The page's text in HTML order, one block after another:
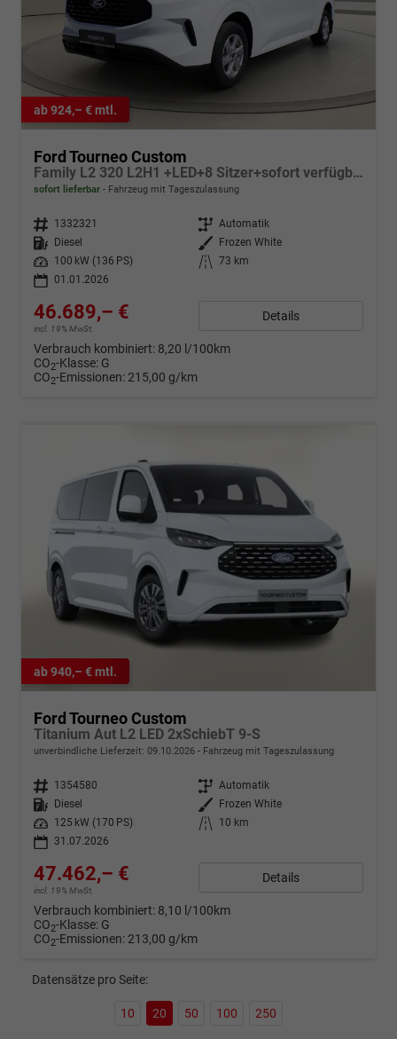
ab 924,– € mtl.
Ford Tourneo Custom
Family L2 320 L2H1 +LED+8 Sitzer+sofort verfügbar+
sofort lieferbar Fahrzeug mit Tageszulassung
Fahrzeugnr. 1332321 Getriebe Automatik
Kraftstoff
Diesel Außenfarbe
Frozen White
Leistung
100 kW (136 PS) Kilometerstand
73 km
01.01.2026
46.689,– €
incl. 19% MwSt.
Details
Verbrauch kombiniert: 8,20 l/100km
CO2-Klasse: G
CO2-Emissionen: 215,00 g/km
ab 940,– € mtl.
Ford Tourneo Custom
Titanium Aut L2 LED 2xSchiebT 9-S
unverbindliche Lieferzeit: 09.10.2026 Fahrzeug mit Tageszulassung
Fahrzeugnr. 1354580 Getriebe Automatik
Kraftstoff
Diesel Außenfarbe
Frozen White
Leistung
125 kW (170 PS) Kilometerstand
10 km
31.07.2026
47.462,– €
incl. 19% MwSt.
Details
Verbrauch kombiniert: 8,10 l/100km
CO2-Klasse: G
CO2-Emissionen: 213,00 g/km
Datensätze pro Seite:
10 20 50 100 250